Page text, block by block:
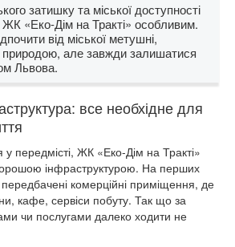
затишку та міської доступності
«Еко-Дім на Тракті» особливим.
від міської метушні,
але завжди залишатися
Львова.
все необхідне для
передмісті, ЖК «Еко-Дім на Тракті»
інфраструктурою. На перших
комерційні приміщення, де
кафе, сервіси побуту. Так що за
чи послугами далеко ходити не